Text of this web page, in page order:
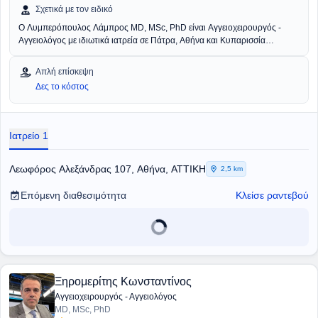
Σχετικά με τον ειδικό
Ο Λυμπερόπουλος Λάμπρος MD, MSc, PhD είναι Αγγειοχειρουργός -
Αγγειολόγος με ιδιωτικά ιατρεία σε Πάτρα, Αθήνα και Κυπαρισσία
Λονδίνου. Διαθέτει ιδιαίτερη εμπειρία στην ανώδυνη θεραπεία φλεβικών
παθήσεων με laser και στον έλεγχο κυκλοφορικού συστήματος με την
χρήση dopler και triplex. Στο ιατρείο πραγματοποιούνται όλες οι
σύγχρονες τεχνικές για τις φλέβες και αντιμετωπίζονται παθήσεις φλεβών
θρομβώσεις. Επιπλέον, πραγματοποιούνται επεμβάσεις για νεφροπαθείς,
αλλά και ενδοαγγειακές τεχνικές.
Απλή επίσκεψη
Δες το κόστος
Ιατρείο 1
Λεωφόρος Αλεξάνδρας 107, Αθήνα, ΑΤΤΙΚΗ 2,5 km
Επόμενη διαθεσιμότητα Κλείσε ραντεβού
Ξηρομερίτης Κωνσταντίνος
Αγγειοχειρουργός - Αγγειολόγος
MD, MSc, PhD